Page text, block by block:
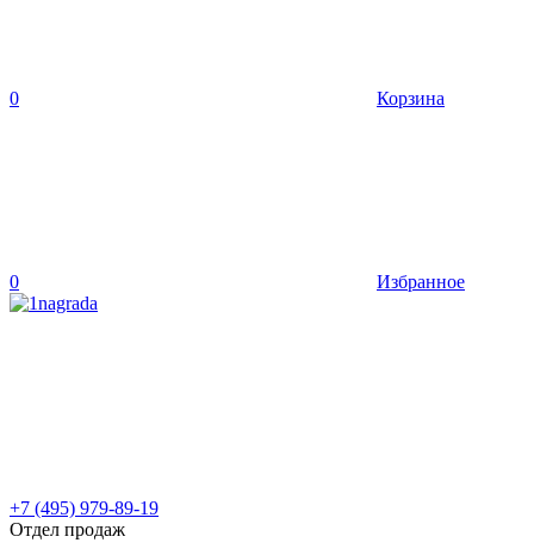
0 Корзина
0 Избранное
+7 (495) 979-89-19
Отдел продаж